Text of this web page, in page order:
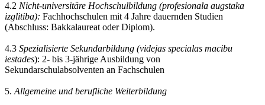
4.2 Nicht-universitäre Hochschulbildung (profesionala augstaka
izglitiba): Fachhochschulen mit 4 Jahre dauernden Studien
(Abschluss: Bakkalaureat oder Diplom).
4.3 Spezialisierte Sekundarbildung (videjas specialas macibu
iestades): 2- bis 3-jährige Ausbildung von
Sekundarschulabsolventen an Fachschulen
5. Allgemeine und berufliche Weiterbildung